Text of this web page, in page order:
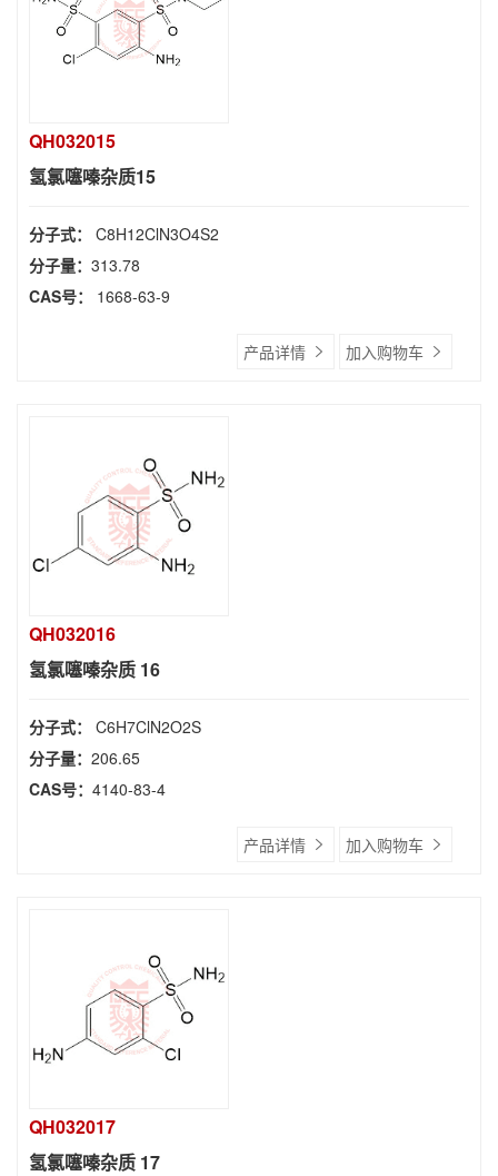
QH032015
氢氯噻嗪杂质15
分子式： C8H12ClN3O4S2
分子量： 313.78
CAS号：
1668-63-9
产品详情 加入购物车
QH032016
氢氯噻嗪杂质 16
分子式： C6H7ClN2O2S
分子量： 206.65
CAS号： 4140-83-4
产品详情 加入购物车
QH032017
氢氯噻嗪杂质 17